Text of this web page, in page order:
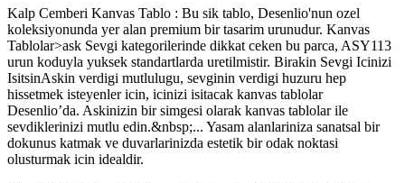
Kalp Cemberi Kanvas Tablo : Bu sik tablo, Desenlio'nun ozel
koleksiyonunda yer alan premium bir tasarim urunudur. Kanvas
Tablolar>ask Sevgi kategorilerinde dikkat ceken bu parca, ASY113
urun koduyla yuksek standartlarda uretilmistir. Birakin Sevgi Icinizi
IsitsinAskin verdigi mutlulugu, sevginin verdigi huzuru hep
hissetmek isteyenler icin, icinizi isitacak kanvas tablolar
Desenlio’da. Askinizin bir simgesi olarak kanvas tablolar ile
sevdiklerinizi mutlu edin.&nbsp;... Yasam alanlariniza sanatsal bir
dokunus katmak ve duvarlarinizda estetik bir odak noktasi
olusturmak icin idealdir.